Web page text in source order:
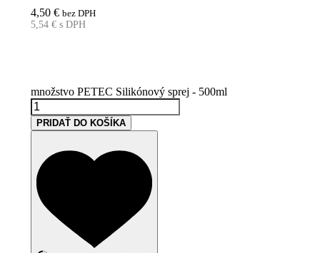
4,50 € bez DPH
5,54 € s DPH
množstvo PETEC Silikónový sprej - 500ml
PRIDAŤ DO KOŠÍKA